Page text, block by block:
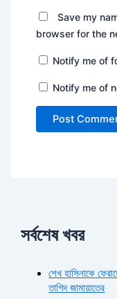
Save my
browser for the
Notify me of
Notify me of
সর্বশেষ খবর
শেখ হাসিনাকে
তাগিদ জামায়াতের